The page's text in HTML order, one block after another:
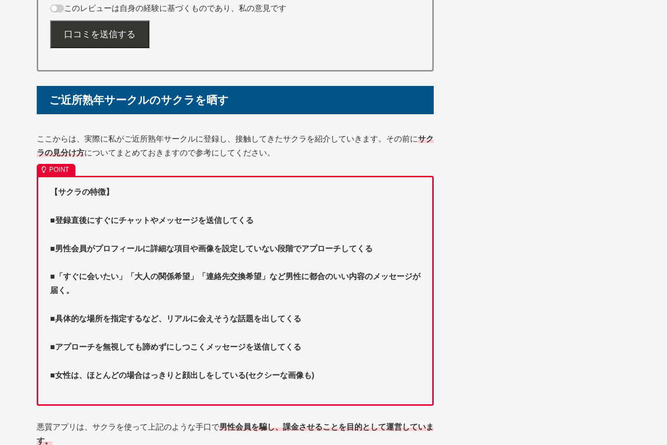
このレビューは自身の経験に基づくものであり、私の意見です
口コミを送信する
ご近所熟年サークルのサクラを晒す
ここからは、実際に私がご近所熟年サークルに登録し、接触してきたサクラを紹介していきます。その前にサク
ラの見分け方についてまとめておきますので参考にしてください。
【サクラの特徴】
■登録直後にすぐにチャットやメッセージを送信してくる
■男性会員がプロフィールに詳細な項目や画像を設定していない段階でアプローチしてくる
■「すぐに会いたい」「大人の関係希望」「連絡先交換希望」など男性に都合のいい内容のメッセージが
届く。
■具体的な場所を指定するなど、リアルに会えそうな話題を出してくる
■アプローチを無視しても諦めずにしつこくメッセージを送信してくる
■女性は、ほとんどの場合はっきりと顔出しをしている(セクシーな画像も)
悪質アプリは、サクラを使って上記のような手口で男性会員を騙し、課金させることを目的として運営していま
す。